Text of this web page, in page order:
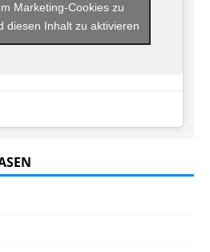
Marketing-Cookies zu
diesen Inhalt zu aktivieren